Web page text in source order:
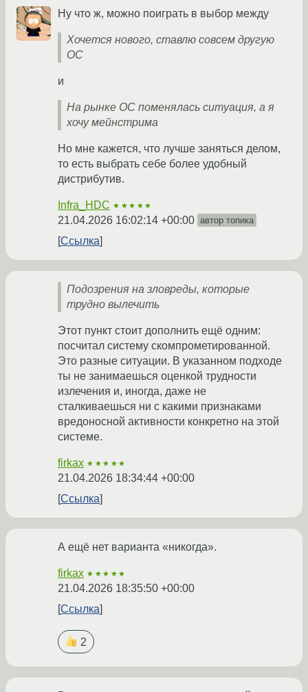
Ну что ж, можно поиграть в выбор между
Хочется нового, ставлю совсем другую
ОС
и
На рынке ОС поменялась ситуация, а я
хочу мейнстрима
Но мне кажется, что лучше заняться делом,
то есть выбрать себе более удобный
дистрибутив.
Infra_HDC ★★★★★
21.04.2026 16:02:14 +00:00 автор топика
Ссылка
Подозрения на зловреды, которые
трудно вылечить
Этот пункт стоит дополнить ещё одним:
посчитал систему скомпрометированной.
Это разные ситуации. В указанном подходе
ты не занимаешься оценкой трудности
излечения и, иногда, даже не
сталкиваешься ни с какими признаками
вредоносной активности конкретно на этой
системе.
firkax ★★★★★
21.04.2026 18:34:44 +00:00
Ссылка
А ещё нет варианта «никогда».
firkax ★★★★★
21.04.2026 18:35:50 +00:00
Ссылка
2